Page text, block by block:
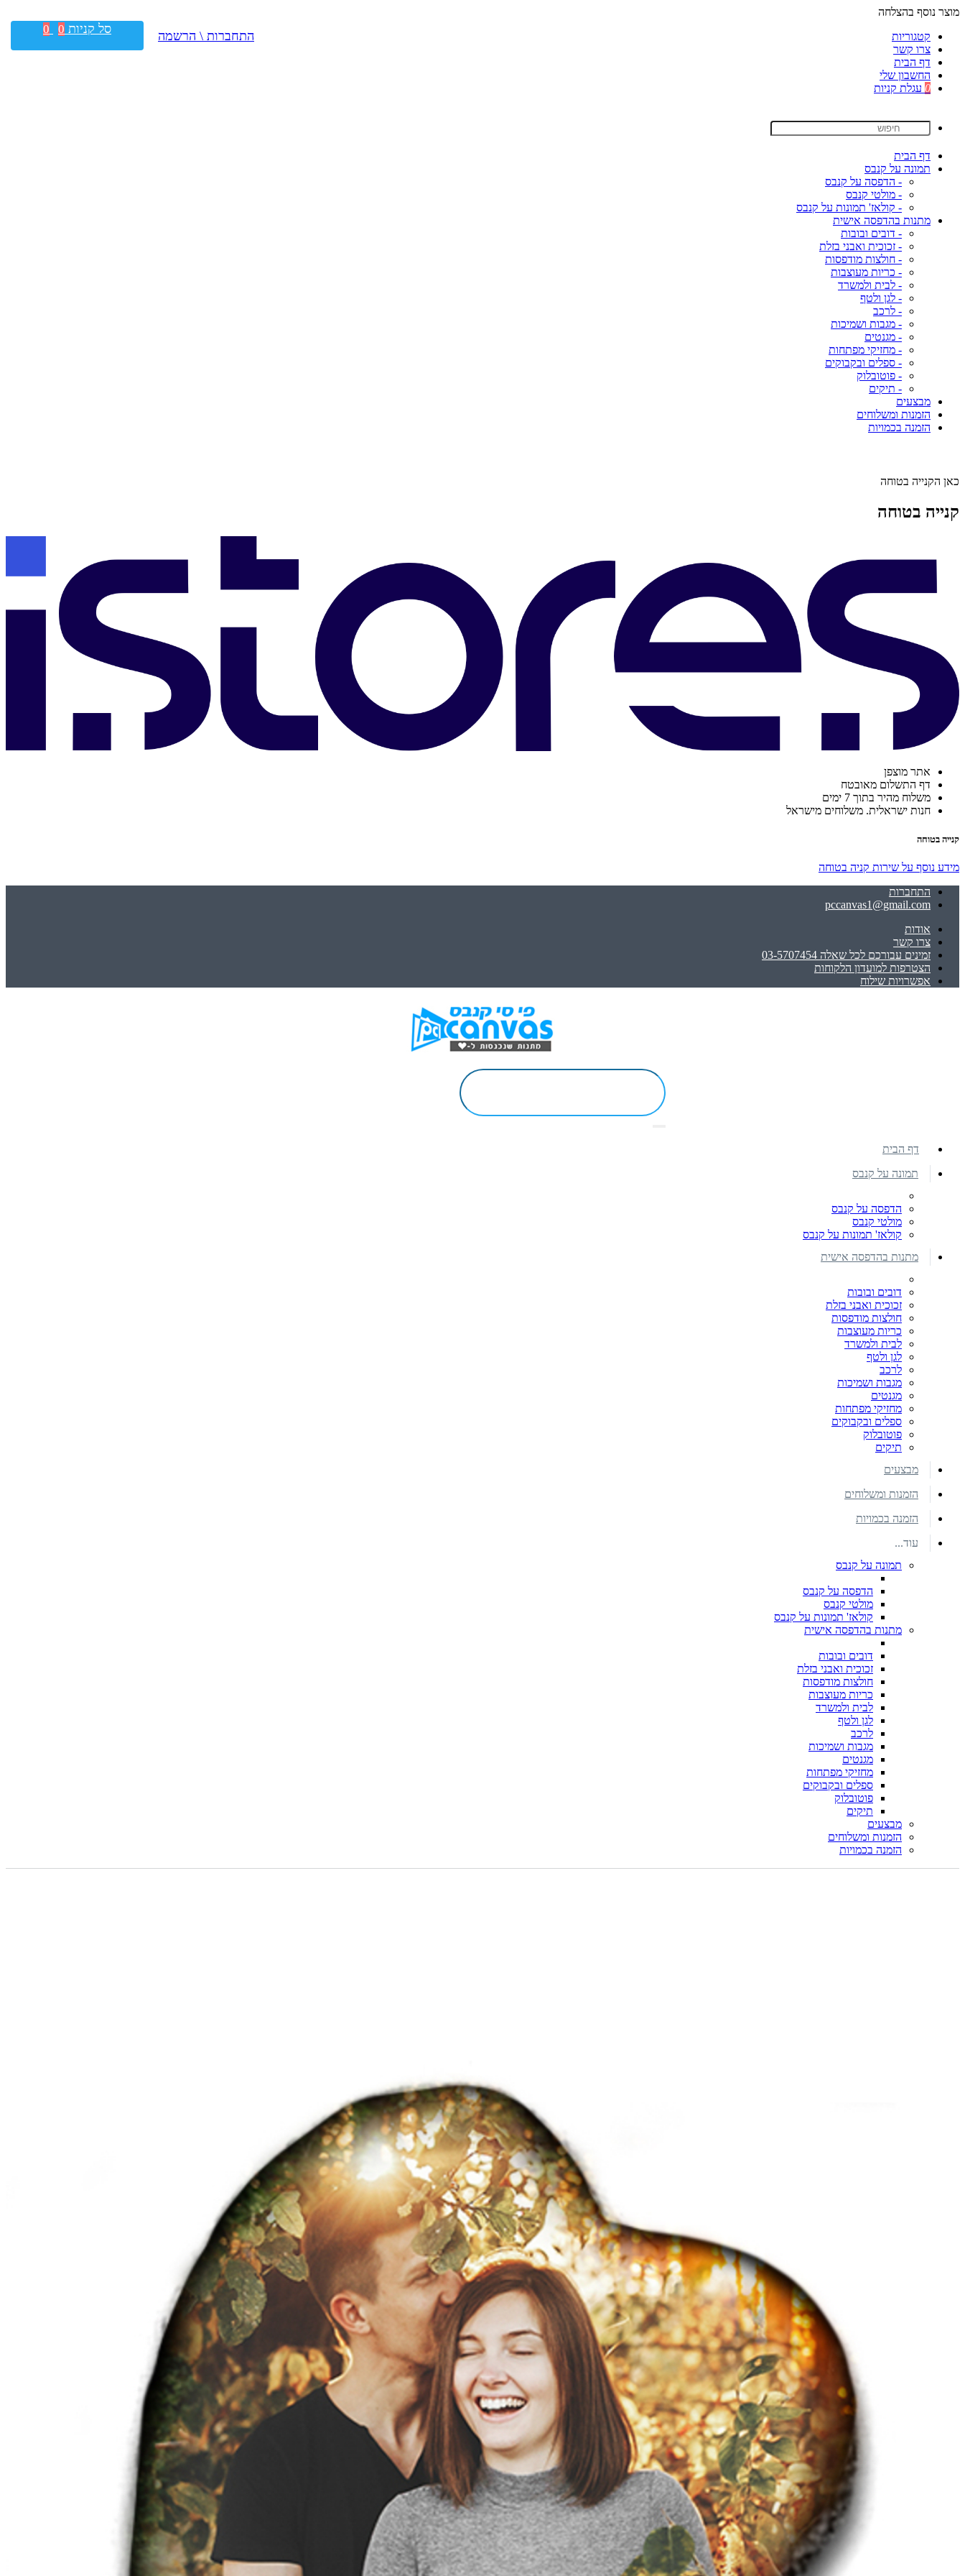
מוצר נוסף בהצלחה
קטגוריות
צרו קשר
דף הבית
החשבון שלי
0 עגלת קניות
דף הבית
תמונה על קנבס
- הדפסה על קנבס
- מולטי קנבס
- קולאז' תמונות על קנבס
מתנות בהדפסה אישית
- דובים ובובות
- זכוכית ואבני בזלת
- חולצות מודפסות
- כריות מעוצבות
- לבית ולמשרד
- לגן ולטף
- לרכב
- מגבות ושמיכות
- מגנטים
- מחזיקי מפתחות
- ספלים ובקבוקים
- פוטובלוק
- תיקים
מבצעים
הזמנות ומשלוחים
הזמנה בכמויות
כאן הקנייה בטוחה
קנייה בטוחה
אתר מוצפן
דף התשלום מאובטח
משלוח מהיר בתוך 7 ימים
חנות ישראלית. משלוחים מישראל
קנייה בטוחה
מידע נוסף על שירות קניה בטוחה
התחברות
pccanvas1@gmail.com
אודות
צרו קשר
זמינים עבורכם לכל שאלה 03-5707454
הצטרפות למועדון הלקוחות
אפשרויות שילוח
התחברות \ הרשמה סל קניות 0
0
דף הבית
תמונה על קנבס
הדפסה על קנבס
מולטי קנבס
קולאז' תמונות על קנבס
מתנות בהדפסה אישית
דובים ובובות
זכוכית ואבני בזלת
חולצות מודפסות
כריות מעוצבות
לבית ולמשרד
לגן ולטף
לרכב
מגבות ושמיכות
מגנטים
מחזיקי מפתחות
ספלים ובקבוקים
פוטובלוק
תיקים
מבצעים
הזמנות ומשלוחים
הזמנה בכמויות
עוד...
תמונה על קנבס
הדפסה על קנבס
מולטי קנבס
קולאז' תמונות על קנבס
מתנות בהדפסה אישית
דובים ובובות
זכוכית ואבני בזלת
חולצות מודפסות
כריות מעוצבות
לבית ולמשרד
לגן ולטף
לרכב
מגבות ושמיכות
מגנטים
מחזיקי מפתחות
ספלים ובקבוקים
פוטובלוק
תיקים
מבצעים
הזמנות ומשלוחים
הזמנה בכמויות